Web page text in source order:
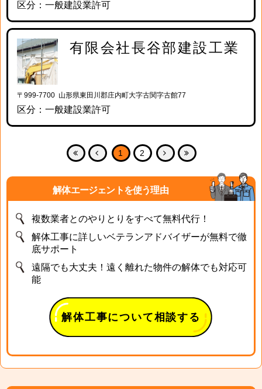
区分：一般建設業許可
有限会社長谷部建設工業
〒999-7700 山形県東田川郡庄内町大字古関字古館77
区分：一般建設業許可
1 2
解体エージェントを使う理由
複数業者とのやりとりをすべて無料代行！
解体工事に詳しいベテランアドバイザーが無料で徹
底サポート
遠隔でも大丈夫！遠く離れた物件の解体でも対応可
能
解体工事について相談する